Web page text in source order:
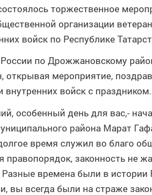
торжественное
организации
войск по Республике
по Дрожжановскому
открывая мероприятие,
внутренних войск с праздником.
особенный день для вас,-
района Марат
время служил во благо
законность не
Разные времена были в
вы всегда были на страже